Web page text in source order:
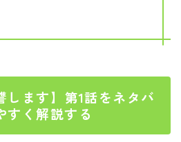
します】第1話をネタバ
すく解説する